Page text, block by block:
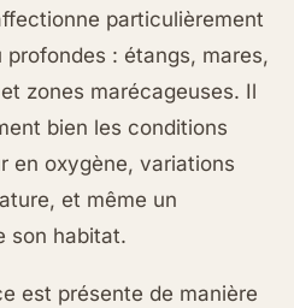
particulièrement
: étangs, mares,
zones marécageuses. Il
bien les conditions
en oxygène, variations
et même un
son habitat.
est présente de manière